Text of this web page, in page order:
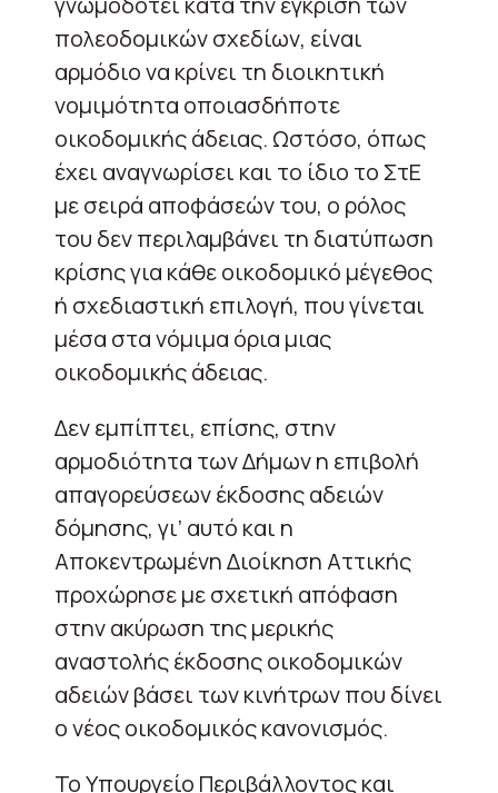
πολεοδομικών σχεδίων, είναι
αρμόδιο να κρίνει τη διοικητική
νομιμότητα οποιασδήποτε
οικοδομικής άδειας. Ωστόσο, όπως
έχει αναγνωρίσει και το ίδιο το ΣτΕ
με σειρά αποφάσεών του, ο ρόλος
του δεν περιλαμβάνει τη διατύπωση
κρίσης για κάθε οικοδομικό μέγεθος
ή σχεδιαστική επιλογή, που γίνεται
μέσα στα νόμιμα όρια μιας
οικοδομικής άδειας.
Δεν εμπίπτει, επίσης, στην
αρμοδιότητα των Δήμων η επιβολή
απαγορεύσεων έκδοσης αδειών
δόμησης, γι’ αυτό και η
Αποκεντρωμένη Διοίκηση Αττικής
προχώρησε με σχετική απόφαση
στην ακύρωση της μερικής
αναστολής έκδοσης οικοδομικών
αδειών βάσει των κινήτρων που δίνει
ο νέος οικοδομικός κανονισμός.
Το Υπουργείο Περιβάλλοντος και